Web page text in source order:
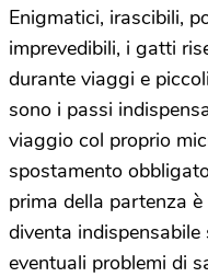
Enigmatici, irascibili,
imprevedibili, i gatti
durante viaggi e
sono i passi
viaggio col proprio
spostamento
prima della partenza
diventa
eventuali problemi di